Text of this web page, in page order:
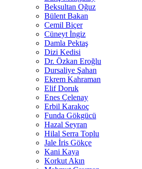
Beksultan Oğuz
Bülent Bakan
Cemil Biçer
Cüneyt İngiz
Damla Pektaş
Dizi Kedisi
Dr. Özkan Eroğlu
Dursaliye Şahan
Ekrem Kahraman
Elif Doruk
Enes Çelenay
Erbil Karakoç
Funda Gökgücü
Hazal Seyran
Hilal Serra Toplu
Jale İris Gökçe
Kani Kaya
Korkut Akın